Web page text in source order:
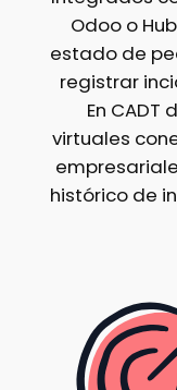
Odoo o
estado de
registrar
En
virtuales
histórico de